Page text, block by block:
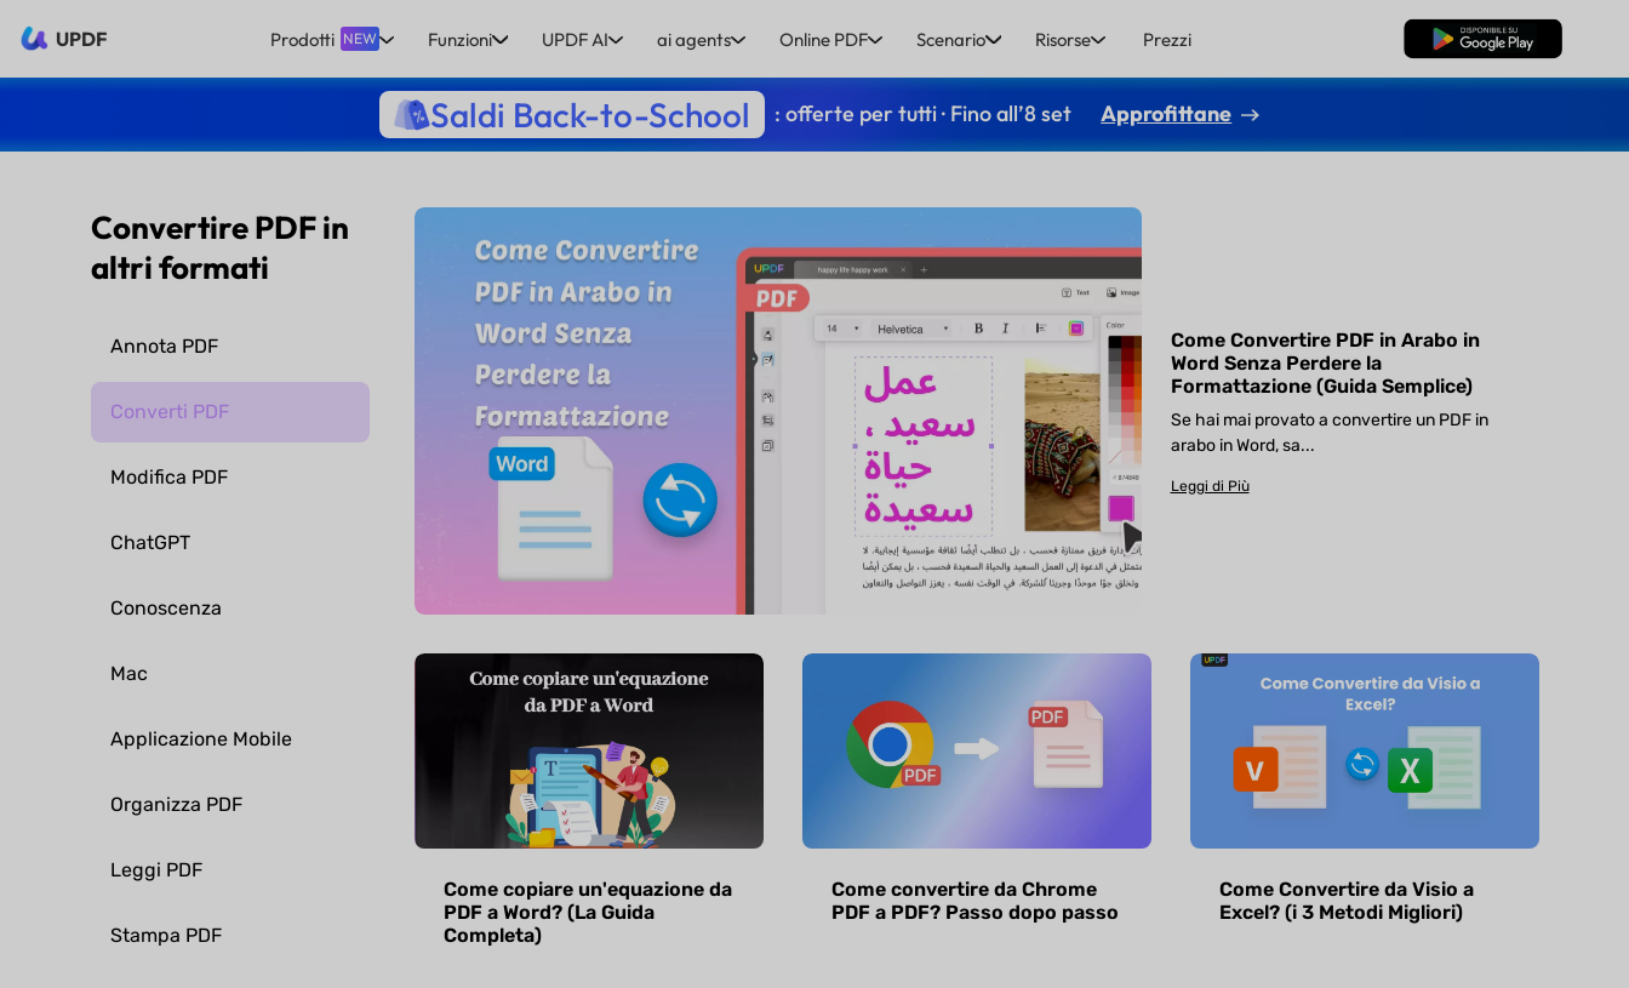
UPDF Prodotti NEW Funzioni UPDF AI ai agents Online PDF Scenario Risorse Prezzi Download Gratis
Saldi Back-to-School : offerte per tutti · Fino all’8 set Approfittane
Convertire PDF in
altri formati
Annota PDF
Converti PDF
Modifica PDF
ChatGPT
Conoscenza
Mac
Applicazione Mobile
Organizza PDF
Leggi PDF
Stampa PDF
Come Convertire PDF in Arabo in
Word Senza Perdere la
Formattazione (Guida Semplice)
Se hai mai provato a convertire un PDF in
arabo in Word, sa...
Leggi di Più
Come copiare un'equazione da
PDF a Word? (La Guida
Completa)
Come convertire da Chrome
PDF a PDF? Passo dopo passo
Come Convertire da Visio a
Excel? (i 3 Metodi Migliori)